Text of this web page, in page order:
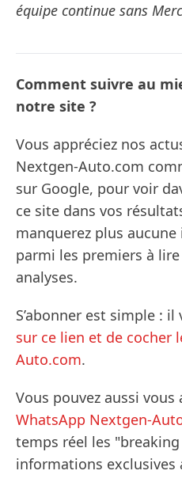
équipe continue sans
Comment suivre au
notre site ?
Vous appréciez nos
Nextgen-Auto.com
sur Google, pour voir
ce site dans vos
manquerez plus
parmi les premiers à
analyses.
S’abonner est simple :
sur ce lien et de cocher
Auto.com.
Vous pouvez aussi vous
WhatsApp Nextgen-
temps réel les
informations